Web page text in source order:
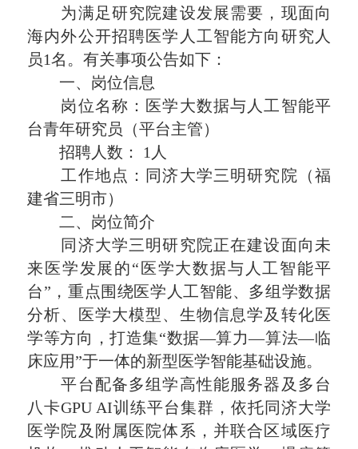
为满足研究院建设发展需要，现面向
海内外公开招聘医学人工智能方向研究人
员1名。有关事项公告如下：
一、岗位信息
岗位名称：医学大数据与人工智能平
台青年研究员（平台主管）
招聘人数： 1人
工作地点：同济大学三明研究院（福
建省三明市）
二、岗位简介
同济大学三明研究院正在建设面向未
来医学发展的“医学大数据与人工智能平
台”，重点围绕医学人工智能、多组学数据
分析、医学大模型、生物信息学及转化医
学等方向，打造集“数据—算力—算法—临
床应用”于一体的新型医学智能基础设施。
平台配备多组学高性能服务器及多台
八卡GPU AI训练平台集群，依托同济大学
医学院及附属医院体系，并联合区域医疗